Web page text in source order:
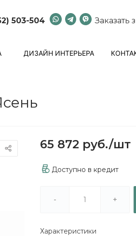
503-504 Заказать
ДИЗАЙН ИНТЕРЬЕРА
65 872 руб./шт
Доступно в кредит
- +
Характеристики